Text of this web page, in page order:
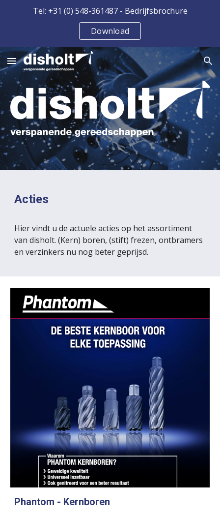
Skip to main content
Tel: +31 (0) 548-361487 - Bedrijfsbrochure
Download
Acties
Hier vindt u de actuele acties op het assortiment
van disholt. (Kern) boren, (stift) frezen, ontbramers
en verzinkers nu nog beter geprijsd.
Phantom - Kernboren